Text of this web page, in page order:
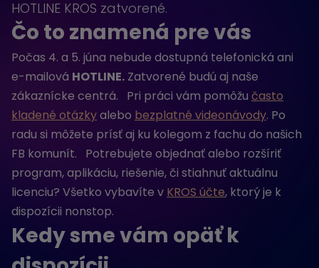
HOTLINE KROS zatvorené.
Čo to znamená pre vás
Počas 4. a 5. júna nebude dostupná telefonická ani
e-mailová HOTLINE. Zatvorené budú aj naše
zákaznícke centrá. Pri práci vám pomôžu často
kladené otázkyalebo bezplatné videonávody. Po
radu si môžete prísť aj ku kolegom z fachu do našich
FB komunít. Potrebujete objednať alebo rozšíriť
program, aplikáciu, riešenie, či stiahnuť aktuálnu
licenciu? Všetko vybavíte v KROS účte, ktorý je k
dispozícii nonstop.
Kedy sme vám opäť k